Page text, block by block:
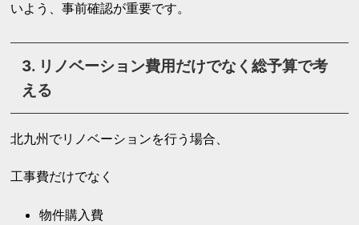
いよう、事前確認が重要です。
3. リノベーション費用だけでなく総予算で考
える
北九州でリノベーションを行う場合、
工事費だけでなく
物件購入費